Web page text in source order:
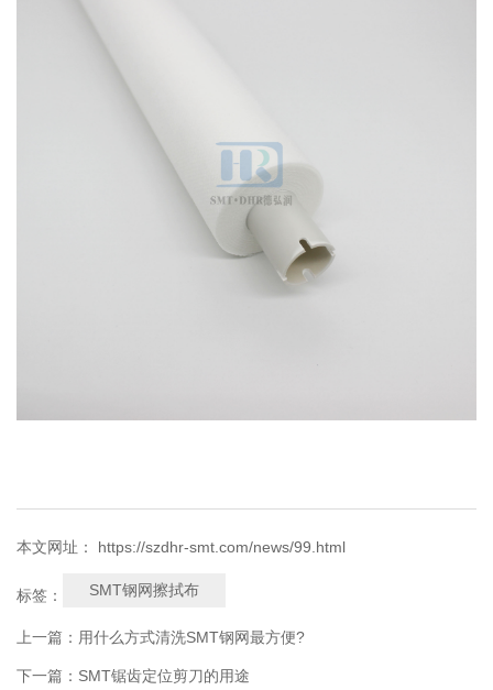
本文网址： https://szdhr-smt.com/news/99.html
标签： SMT钢网擦拭布
上一篇： 用什么方式清洗SMT钢网最方便?
下一篇： SMT锯齿定位剪刀的用途